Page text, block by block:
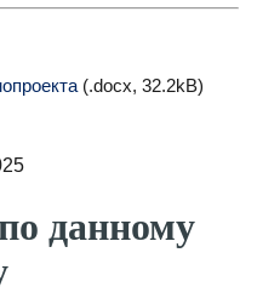
(.docx, 32.2kB)